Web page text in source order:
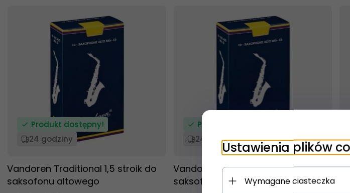
Produkt dostępny!
24 godziny
Vandoren Traditional 1,5 stroik do
saksofonu altowego
Produkt dostępny!
24 godziny
Vandoren Traditional 3,5 stroik do
saksofonu altowego
Ustawienia plików
Wymagane ciasteczka